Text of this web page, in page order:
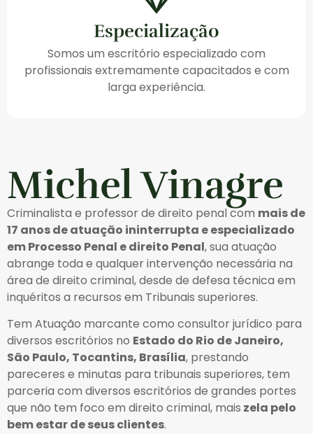
Especialização
Somos um escritório especializado com
profissionais extremamente capacitados e com
larga experiência.
Michel Vinagre
Criminalista e professor de direito penal com mais de
17 anos de atuação ininterrupta e especializado
em Processo Penal e direito Penal, sua atuação
abrange toda e qualquer intervenção necessária na
área de direito criminal, desde de defesa técnica em
inquéritos a recursos em Tribunais superiores.
Tem Atuação marcante como consultor jurídico para
diversos escritórios no Estado do Rio de Janeiro,
São Paulo, Tocantins, Brasília, prestando
pareceres e minutas para tribunais superiores, tem
parceria com diversos escritórios de grandes portes
que não tem foco em direito criminal, mais zela pelo
bem estar de seus clientes.